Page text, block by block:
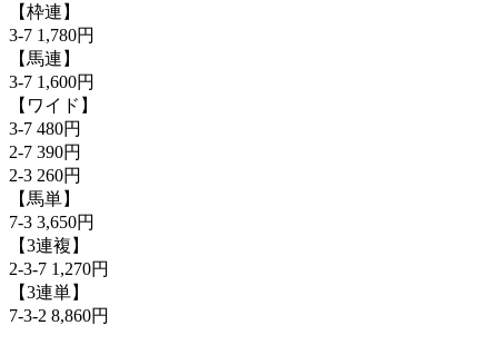
【枠連】
3-7 1,780円
【馬連】
3-7 1,600円
【ワイド】
3-7 480円
2-7 390円
2-3 260円
【馬単】
7-3 3,650円
【3連複】
2-3-7 1,270円
【3連単】
7-3-2 8,860円